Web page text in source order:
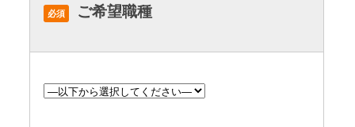
必須 ご希望職種